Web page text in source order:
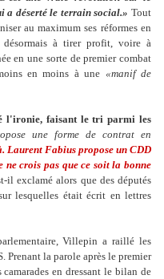
a déserté le terrain social.» Tout
au maximum ses réformes en
désormais à tirer profit, voire à
en une sorte de premier combat
en moins à une «manif de
l'ironie, faisant le tri parmi les
une forme de contrat en
Laurent Fabius propose un CDD
ne crois pas que ce soit la bonne
il exclamé alors que des députés
lesquelles était écrit en lettres
Villepin a raillé les
Prenant la parole après le premier
en dressant le bilan de